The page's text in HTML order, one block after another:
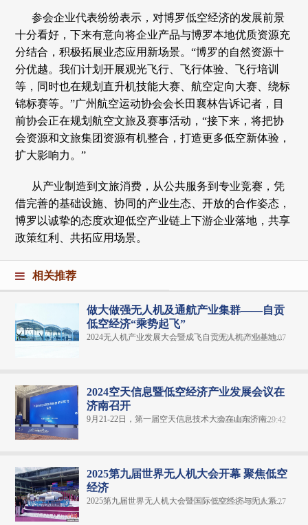
参会企业代表纷纷表示，对博罗低空经济的发展前景
十分看好，下来有意向将企业产品与博罗本地优质资源充
分结合，积极拓展业态应用新场景。“博罗的自然资源十
分优越。我们计划开展观光飞行、飞行体验、飞行培训
等，同时也在规划直升机技能大赛、航空定向大赛、绕标
锦标赛等。”广州航空运动协会会长田襄林告诉记者，目
前协会正在规划航空文旅及赛事活动，“接下来，将把协
会资源和文旅集团资源有机整合，打造更多低空新体验，
扩大影响力。”
从产业制造到文旅消费，从公共服务到专业竞赛，凭
借完善的基础设施、协同的产业生态、开放的合作姿态，
博罗以诚挚的态度欢迎低空产业链上下游企业落地，共享
政策红利、共拓应用场景。
相关推荐
做大做强无人机及通航产业集群——自贡
低空经济“乘势起飞”
2024无人机产业发展大会暨成飞自贡无人机产业基地...
2024-05-02 10:33:07
2024空天信息暨低空经济产业发展会议在
济南召开
9月21-22日，第一届空天信息技术大会在山东济南...
2024-09-23 15:29:42
2025第九届世界无人机大会开幕 聚焦低空
经济
2025第九届世界无人机大会暨国际低空经济与无人系...
2025-05-28 10:30:27